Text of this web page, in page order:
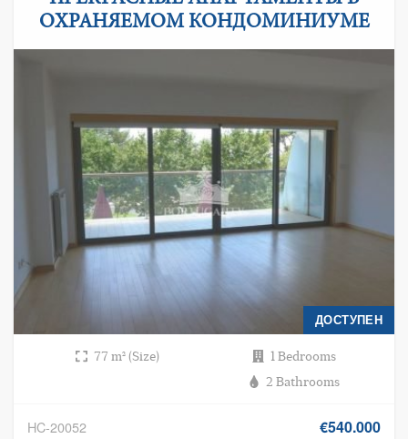
ОХРАНЯЕМОМ КОНДОМИНИУМЕ
ДОСТУПЕН
77 m² (Size)
1 Bedrooms
2 Bathrooms
HC-20052 €540.000